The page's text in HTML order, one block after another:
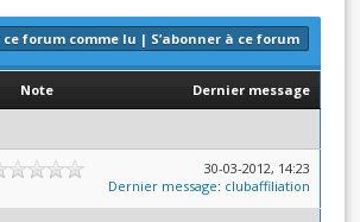
forum comme lu | S’abonner à ce forum
Note Dernier message
30-03-2012, 14:23
Dernier message: clubaffiliation